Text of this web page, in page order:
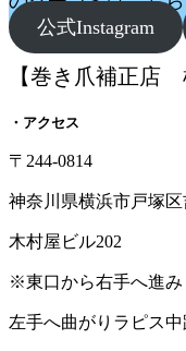
公式Instagram
【巻き爪補正店
・アクセス
〒244-0814
神奈川県横浜市戸塚区
木村屋ビル202
※東口から右手へ進み
左手へ曲がりラピス